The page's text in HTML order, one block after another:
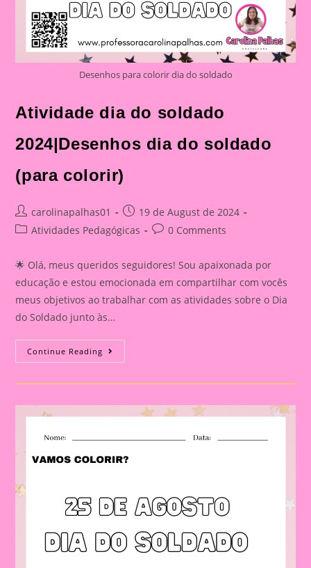
Desenhos para colorir dia do soldado
Atividade dia do soldado
2024|Desenhos dia do soldado
(para colorir)
Post
author:
carolinapalhas01
Post
published:
19 de August de 2024
PostAtividades Pedagógicas
Post0 Comments
🌟 Olá, meus queridos seguidores! Sou apaixonada por
educação e estou emocionada em compartilhar com vocês
meus objetivos ao trabalhar com as atividades sobre o Dia
do Soldado junto às…
Continue Reading Atividade
Dia
Soldado
Soldado
Colorir)